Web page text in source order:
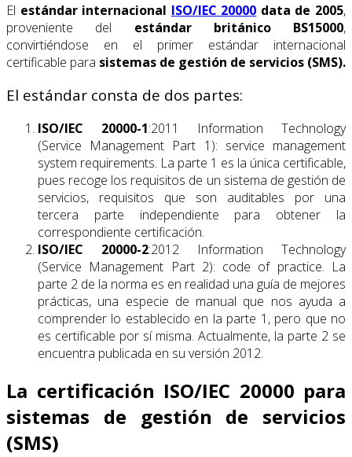
El estándar internacional ISO/IEC 20000 data de 2005,
proveniente del estándar británico BS15000,
convirtiéndose en el primer estándar internacional
certificable para sistemas de gestión de servicios (SMS).
El estándar consta de dos partes:
ISO/IEC 20000-1:2011 Information Technology
(Service Management Part 1): service management
system requirements. La parte 1 es la única certificable,
pues recoge los requisitos de un sistema de gestión de
servicios, requisitos que son auditables por una
tercera parte independiente para obtener la
correspondiente certificación.
ISO/IEC 20000-2:2012 Information Technology
(Service Management Part 2): code of practice. La
parte 2 de la norma es en realidad una guía de mejores
prácticas, una especie de manual que nos ayuda a
comprender lo establecido en la parte 1, pero que no
es certificable por sí misma. Actualmente, la parte 2 se
encuentra publicada en su versión 2012.
La certificación ISO/IEC 20000 para
sistemas de gestión de servicios
(SMS)